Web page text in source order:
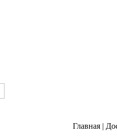
Главная |